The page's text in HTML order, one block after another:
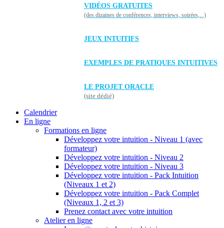
VIDÉOS GRATUITES
(des dizaines de conférences, interviews, soirées,...)
JEUX INTUITIFS
EXEMPLES DE PRATIQUES INTUITIVES
LE PROJET ORACLE
(site dédié)
Calendrier
En ligne
Formations en ligne
Développez votre intuition - Niveau 1 (avec
formateur)
Développez votre intuition - Niveau 2
Développez votre intuition - Niveau 3
Développez votre intuition - Pack Intuition
(Niveaux 1 et 2)
Développez votre intuition - Pack Complet
(Niveaux 1, 2 et 3)
Prenez contact avec votre intuition
Atelier en ligne